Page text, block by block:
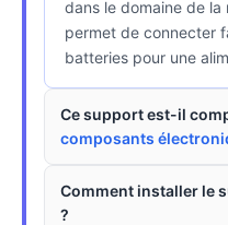
dans le domaine de
permet de connecter
batteries pour une
Ce support est-il
composants
Comment installer le
?